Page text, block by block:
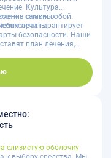
Культура
с самим собой.
лечить.
опасных
гарантирует
безопасности. Наши
план лечения,
доступна и эффективна;
45-44-34
с первого
слизистую оболочку